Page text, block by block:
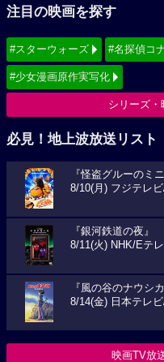
注目の映画を探す
#スターウォーズ #名探偵コ
#少女漫画原作実写化
シリーズ・
必見！地上波放送リスト
『怪盗グルーのミ
8/10(月) フジテレ
『銀河鉄道の夜』
8/11(火) NHK/Eテ
『風の谷のナウシカ
8/14(金) 日本テレ
映画TV放